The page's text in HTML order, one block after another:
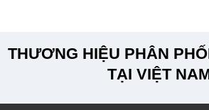
THƯƠNG HIỆU PHÂN
TẠI VIỆT